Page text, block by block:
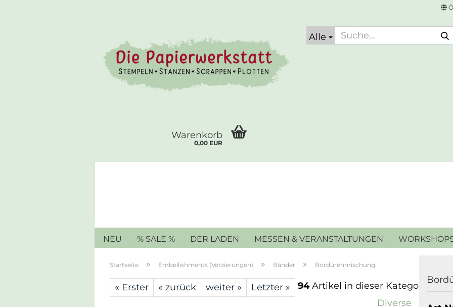
Alle
Warenkorb
0,00 EUR
NEU % SALE % DER LADEN MESSEN & VERANSTALTUNGEN
Startseite » Embellishments (Verzierungen) » Bänder » Bordürenmischung
« Erster « zurück weiter » Letzter » 94Artikel in dieser Kategorie
Diverse